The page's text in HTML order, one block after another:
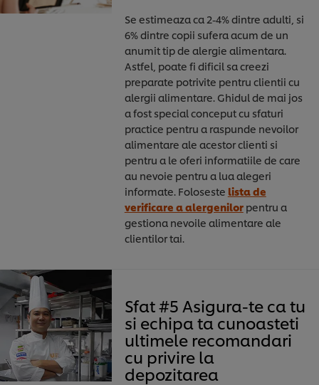
Se estimeaza ca 2-4% dintre adulti, si
6% dintre copii sufera acum de un
anumit tip de alergie alimentara.
Astfel, poate fi dificil sa creezi
preparate potrivite pentru clientii cu
alergii alimentare. Ghidul de mai jos
a fost special conceput cu sfaturi
practice pentru a raspunde nevoilor
alimentare ale acestor clienti si
pentru a le oferi informatiile de care
au nevoie pentru a lua alegeri
informate. Foloseste lista de
verificare a alergenilorpentru a
gestiona nevoile alimentare ale
clientilor tai.
Sfat #5 Asigura-te ca tu
si echipa ta cunoasteti
ultimele recomandari
cu privire la
depozitarea